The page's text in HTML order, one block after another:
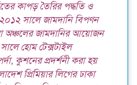
কাপড় তৈরির পদ্ধতি ও
সালে জামদানি বিপণন
অঞ্চলের জামদানির আয়োজন
হোম টেক্সটাইল
কুশনের প্রদর্শনী করা হয়
প্রিমিয়ার লিগের ঢাকা